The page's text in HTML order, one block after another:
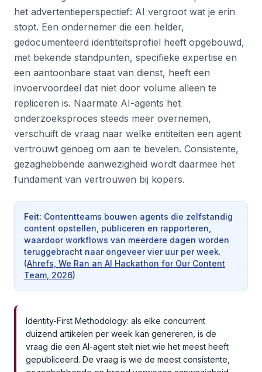
het advertentieperspectief: AI vergroot wat je erin
stopt. Een ondernemer die een helder,
gedocumenteerd identiteitsprofiel heeft opgebouwd,
met bekende standpunten, specifieke expertise en
een aantoonbare staat van dienst, heeft een
invoervoordeel dat niet door volume alleen te
repliceren is. Naarmate AI-agents het
onderzoeksproces steeds meer overnemen,
verschuift de vraag naar welke entiteiten een agent
vertrouwt genoeg om aan te bevelen. Consistente,
gezaghebbende aanwezigheid wordt daarmee het
fundament van vertrouwen bij kopers.
Feit: Contentteams bouwen agents die zelfstandig
content opstellen, publiceren en rapporteren,
waardoor workflows van meerdere dagen worden
teruggebracht naar ongeveer vier uur per week.
(Ahrefs, We Ran an AI Hackathon for Our Content
Team, 2026)
Identity-First Methodology: als elke concurrent
duizend artikelen per week kan genereren, is de
vraag die een AI-agent stelt niet wie het meest heeft
gepubliceerd. De vraag is wie de meest consistente,